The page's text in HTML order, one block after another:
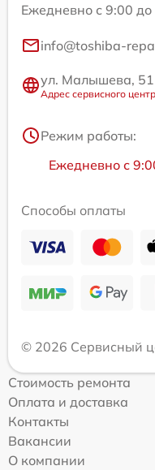
Ежедневно с 9:00
info@toshiba-
ул. Малышева, 51
Адрес сервисного
Режим работы:
Ежедневно с
Способы оплаты
© 2026 Сервисный
Стоимость ремонта
Оплата и доставка
Контакты
Вакансии
О компании